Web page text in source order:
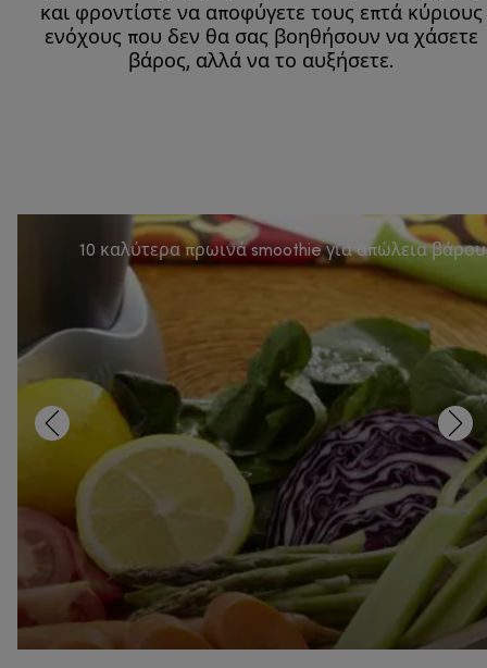
και φροντίστε να αποφύγετε τους επτά κύριους
ενόχους που δεν θα σας βοηθήσουν να χάσετε
βάρος, αλλά να το αυξήσετε.
10 καλύτερα πρωινά smoothie για απώλεια